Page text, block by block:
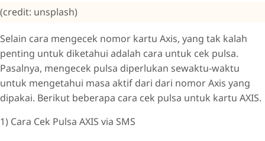
(credit: unsplash)
Selain cara mengecek nomor kartu Axis, yang tak kalah
penting untuk diketahui adalah cara untuk cek pulsa.
Pasalnya, mengecek pulsa diperlukan sewaktu-waktu
untuk mengetahui masa aktif dari dari nomor Axis yang
dipakai. Berikut beberapa cara cek pulsa untuk kartu AXIS.
1) Cara Cek Pulsa AXIS via SMS